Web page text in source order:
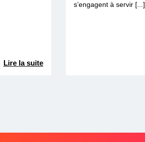
Lire la suite
s’engagent à servir [...]